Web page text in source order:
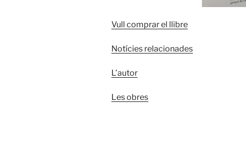
Vull comprar el llibre
Notícies relacionades
L’autor
Les obres